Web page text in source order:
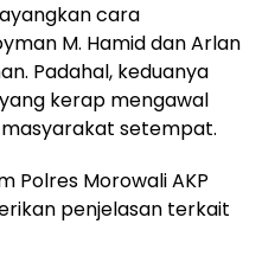
cara
M. Hamid dan Arlan
Padahal, keduanya
kerap mengawal
setempat.
Polres Morowali AKP
penjelasan terkait